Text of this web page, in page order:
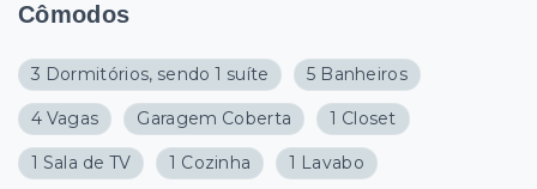
Cômodos
3 Dormitórios, sendo 1 suíte 5 Banheiros
4 Vagas Garagem Coberta 1 Closet
1 Sala de TV 1 Cozinha 1 Lavabo